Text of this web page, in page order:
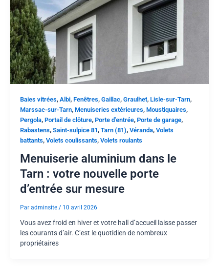
Baies vitrées, Albi, Fenêtres, Gaillac, Graulhet, Lisle-sur-Tarn,
Marssac-sur-Tarn, Menuiseries extérieures, Moustiquaires,
Pergola, Portail de clôture, Porte d'entrée, Porte de garage,
Rabastens, Saint-sulpice 81 , Tarn (81), Véranda, Volets
battants, Volets coulissants, Volets roulants
Menuiserie aluminium dans le
Tarn : votre nouvelle porte
d’entrée sur mesure
Par adminsite / 10 avril 2026
Vous avez froid en hiver et votre hall d’accueil laisse passer
les courants d’air. C’est le quotidien de nombreux
propriétaires